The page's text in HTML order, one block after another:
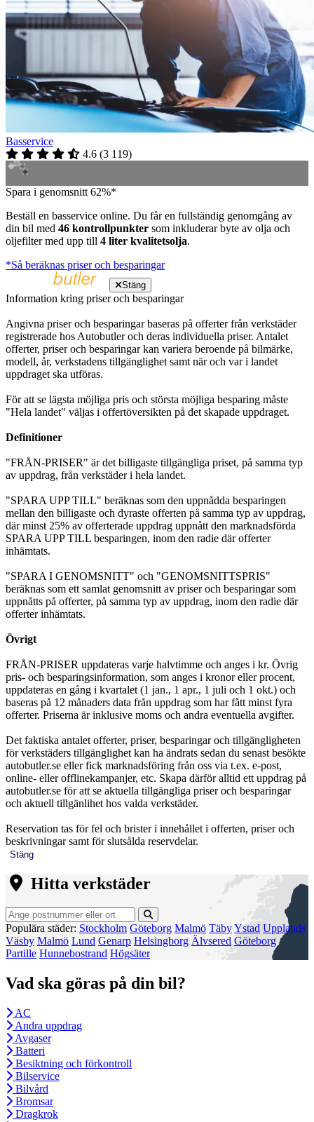
Basservice
4.6 (3 119)
Spara i genomsnitt 62%*
Beställ en basservice online. Du får en fullständig genomgång av
din bil med 46 kontrollpunkter som inkluderar byte av olja och
oljefilter med upp till 4 liter kvalitetsolja.
*Så beräknas priser och besparingar
Stäng
Information kring priser och besparingar
Angivna priser och besparingar baseras på offerter från verkstäder
registrerade hos Autobutler och deras individuella priser. Antalet
offerter, priser och besparingar kan variera beroende på bilmärke,
modell, år, verkstadens tillgänglighet samt när och var i landet
uppdraget ska utföras.
För att se lägsta möjliga pris och största möjliga besparing måste
"Hela landet" väljas i offertöversikten på det skapade uppdraget.
Definitioner
"FRÅN-PRISER" är det billigaste tillgängliga priset, på samma typ
av uppdrag, från verkstäder i hela landet.
"SPARA UPP TILL" beräknas som den uppnådda besparingen
mellan den billigaste och dyraste offerten på samma typ av uppdrag,
där minst 25% av offerterade uppdrag uppnått den marknadsförda
SPARA UPP TILL besparingen, inom den radie där offerter
inhämtats.
"SPARA I GENOMSNITT" och "GENOMSNITTSPRIS"
beräknas som ett samlat genomsnitt av priser och besparingar som
uppnåtts på offerter, på samma typ av uppdrag, inom den radie där
offerter inhämtats.
Övrigt
FRÅN-PRISER uppdateras varje halvtimme och anges i kr. Övrig
pris- och besparingsinformation, som anges i kronor eller procent,
uppdateras en gång i kvartalet (1 jan., 1 apr., 1 juli och 1 okt.) och
baseras på 12 månaders data från uppdrag som har fått minst fyra
offerter. Priserna är inklusive moms och andra eventuella avgifter.
Det faktiska antalet offerter, priser, besparingar och tillgängligheten
för verkstäders tillgänglighet kan ha ändrats sedan du senast besökte
autobutler.se eller fick marknadsföring från oss via t.ex. e-post,
online- eller offlinekampanjer, etc. Skapa därför alltid ett uppdrag på
autobutler.se för att se aktuella tillgängliga priser och besparingar
och aktuell tillgänlihet hos valda verkstäder.
Reservation tas för fel och brister i innehållet i offerten, priser och
beskrivningar samt för slutsålda reservdelar.
Stäng
Hitta verkstäder
Populära städer: Stockholm Göteborg Malmö TäbyYstad Upplands
Väsby Malmö Lund Genarp Helsingborg Älvsered Göteborg
Partille Hunnebostrand Högsäter
Vad ska göras på din bil?
AC
Andra uppdrag
Avgaser
Batteri
Besiktning och förkontroll
Bilservice
Bilvård
Bromsar
Dragkrok